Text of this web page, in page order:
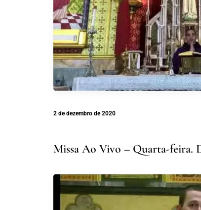
2 de dezembro de 2020
Missa Ao Vivo – Quarta-feira.